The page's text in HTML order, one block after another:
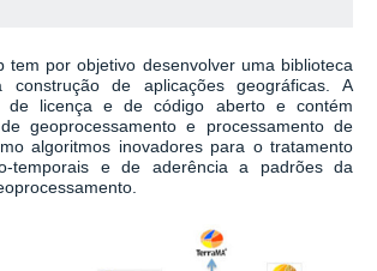
tem por objetivo desenvolver uma biblioteca
construção de aplicações geográficas. A
de licença e de código aberto e contém
geoprocessamento e processamento de
algoritmos inovadores para o tratamento
temporais e de aderência a padrões da